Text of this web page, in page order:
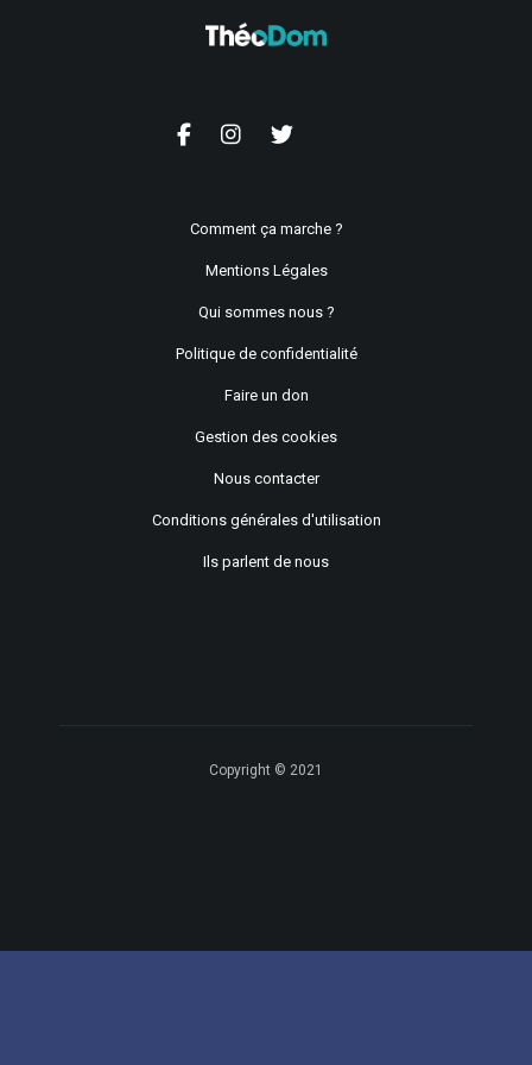
Comment ça marche ?
Mentions Légales
Qui sommes nous ?
Politique de confidentialité
Faire un don
Gestion des cookies
Nous contacter
Conditions générales d'utilisation
Ils parlent de nous
Copyright © 2021